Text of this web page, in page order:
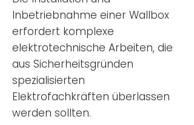
Inbetriebnahme einer Wallbox
erfordert komplexe
elektrotechnische Arbeiten, die
aus Sicherheitsgründen
spezialisierten
Elektrofachkräften überlassen
werden sollten.